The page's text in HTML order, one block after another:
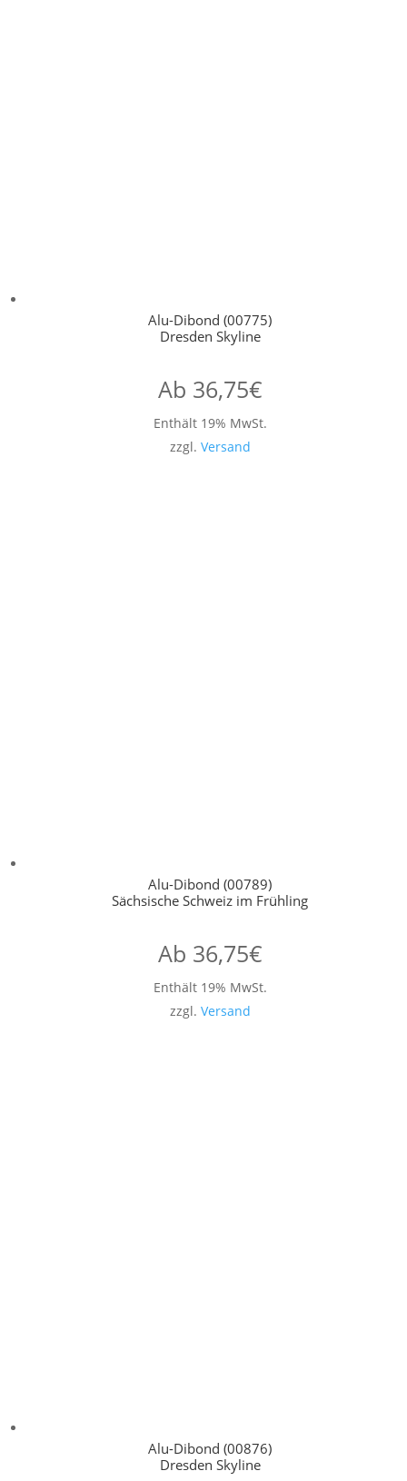
Alu-Dibond (00775)
Dresden Skyline
Ab 36,75€
Enthält 19% MwSt.
zzgl. Versand
Alu-Dibond (00789)
Sächsische Schweiz im Frühling
Ab 36,75€
Enthält 19% MwSt.
zzgl. Versand
Alu-Dibond (00876)
Dresden Skyline